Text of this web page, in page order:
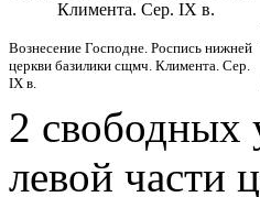
Климента. Сер. IX в.
Вознесение Господне. Роспись нижней
церкви базилики сщмч. Климента. Сер.
IX в.
2 свободных
левой части